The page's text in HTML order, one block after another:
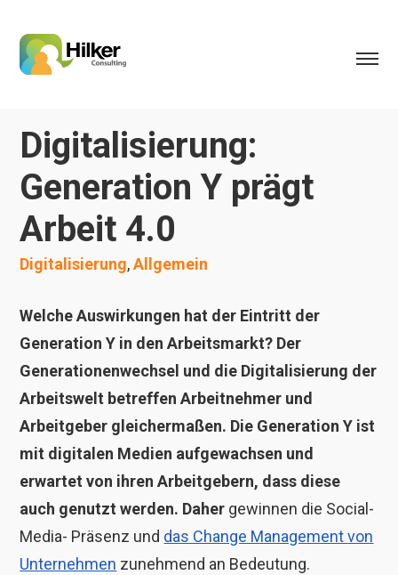
Digitalisierung:
Generation Y prägt
Arbeit 4.0
Digitalisierung,Allgemein
Welche Auswirkungen hat der Eintritt der
Generation Y in den Arbeitsmarkt? Der
Generationenwechsel und die Digitalisierung der
Arbeitswelt betreffen Arbeitnehmer und
Arbeitgeber gleichermaßen. Die Generation Y ist
mit digitalen Medien aufgewachsen und
erwartet von ihren Arbeitgebern, dass diese
auch genutzt werden. Daher gewinnen die Social-
Media- Präsenz und das Change Managementvon
Unternehmen zunehmend an Bedeutung.